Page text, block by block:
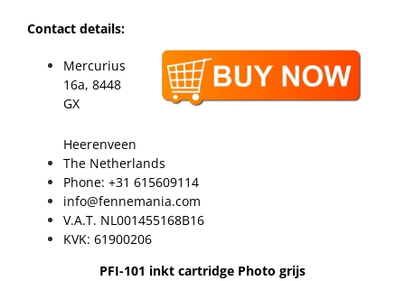
Contact details:
Mercurius
16a, 8448
GX
Heerenveen
The Netherlands
Phone: +31 615609114
info@fennemania.com
V.A.T. NL001455168B16
KVK: 61900206
PFI-101 inkt cartridge Photo grijs